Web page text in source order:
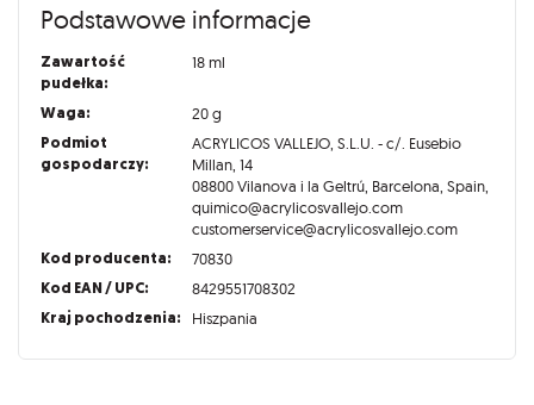
Podstawowe informacje
Zawartość
pudełka:
18 ml
Waga: 20 g
Podmiot
gospodarczy:
ACRYLICOS VALLEJO, S.L.U. - c/. Eusebio
Millan, 14
08800 Vilanova i la Geltrú, Barcelona, Spain,
quimico@acrylicosvallejo.com
customerservice@acrylicosvallejo.com
Kod producenta: 70830
Kod EAN / UPC: 8429551708302
Kraj pochodzenia: Hiszpania